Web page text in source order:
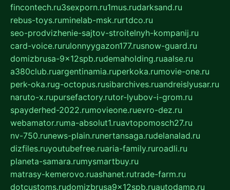
fincontech.ru3sexporn.ru1mus.rudarksand.ru
rebus-toys.ruminelab-msk.rurtdco.ru
seo-prodvizhenie-sajtov-stroitelnyh-kompanij.ru
card-voice.rurulonnyygazon177.rusnow-guard.ru
domizbrusa-9x12spb.rudemaholding.ruaalse.ru
a380club.ruargentinamia.ruperkoka.rumovie-one.ru
perk-oka.rug-octopus.rusibarchives.ruandreislyusar.ru
naruto-x.rupursefactory.rutor-lyubov-i-grom.ru
spayderhed-2022.rumovieone.ruevro-dez.ru
webamator.ruma-absolut1.ruavtopomosch27.ru
nv-750.runews-plain.runertansaga.rudelanalad.ru
dizfiles.ruyoutubefree.ruaria-family.ruroadli.ru
planeta-samara.rumysmartbuy.ru
matrasy-kemerovo.ruashanet.rutrade-farm.ru
dotcustoms.rudomizbrusa9x12spb.ruautodamp.ru